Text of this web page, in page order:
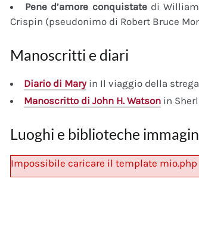
Pene d’amore conquistatedi William
Crispin (pseudonimo di Robert Bruce
Manoscritti e diari
Diario di Maryin Il viaggio della
Manoscritto di John H. Watson in
Luoghi e biblioteche
Impossibile caricare il template mio.php